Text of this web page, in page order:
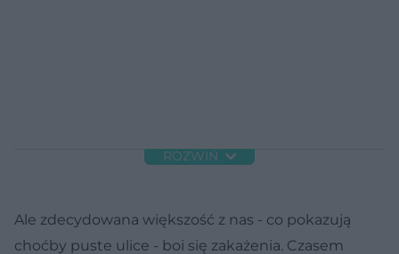
ROZWIŃ
Ale zdecydowana większość z nas - co pokazują
choćby puste ulice - boi się zakażenia. Czasem